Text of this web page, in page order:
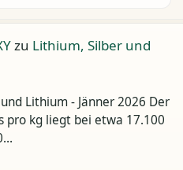
zu Lithium, Silber und
Lithium - Jänner 2026 Der
pro kg liegt bei etwa 17.100